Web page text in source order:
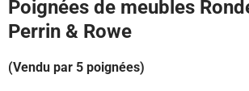
Poignées de meubles
Perrin & Rowe
(Vendu par 5 poignées)